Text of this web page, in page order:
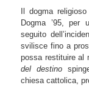
Il dogma
Dogma ’95, per
seguito
svilisce fino a
possa restituire al
del destino
chiesa cattolica,